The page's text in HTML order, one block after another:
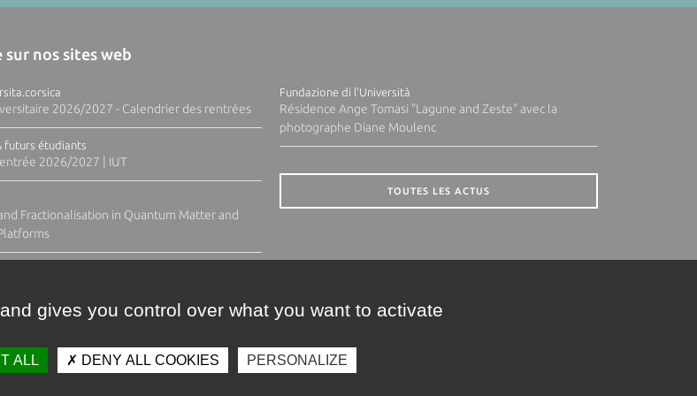
sur nos sites web
2026/2027 - Calendrier des rentrées
futurs étudiants
2026/2027 | IUT
Fractionalisation in Quantum Matter and
Fundazione di l'Università
Résidence Ange Tomasi "Lagune and Zeste" avec la
photographe Diane Moulenc
TOUTES LES ACTUS
gives you control over what you want to activate
ALL DENY ALL COOKIES PERSONALIZE